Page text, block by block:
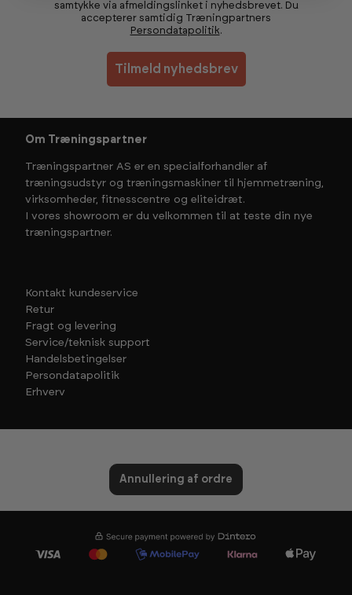
samtykke via afmeldingslinket i nyhedsbrevet. Du
accepterer samtidig Træningpartners
Persondatapolitik.
Tilmeld nyhedsbrev
Om Træningspartner
Træningspartner AS er en specialforhandler af
træningsudstyr og træningsmaskiner til hjemmetræning,
virksomheder, fitnesscentre og eliteidræt.
I vores showroom er du velkommen til at teste din nye
træningspartner.
Kontakt kundeservice
Retur
Fragt og levering
Service/teknisk support
Handelsbetingelser
Persondatapolitik
Erhverv
Annullering af ordre